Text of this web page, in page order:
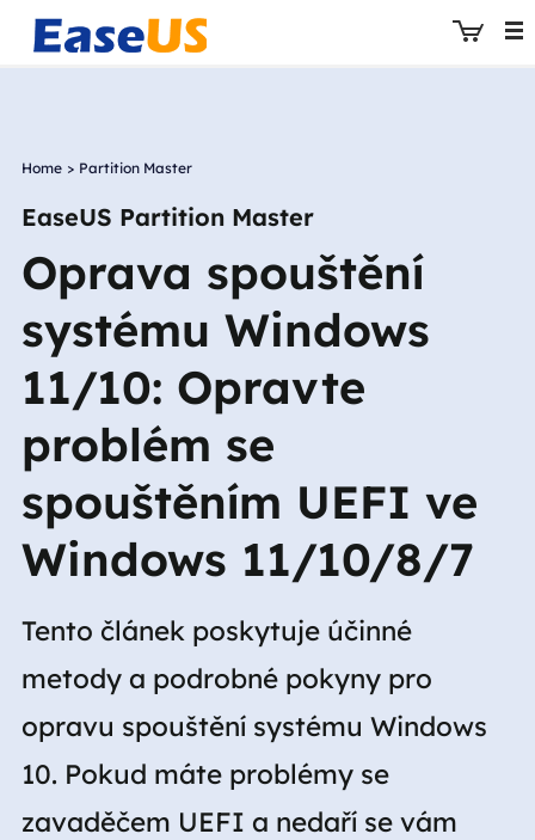
Home > Partition Master
EaseUS Partition Master
Oprava spouštění
systému Windows
11/10: Opravte
problém se
spouštěním UEFI ve
Windows 11/10/8/7
Tento článek poskytuje účinné
metody a podrobné pokyny pro
opravu spouštění systému Windows
10. Pokud máte problémy se
zavaděčem UEFI a nedaří se vám